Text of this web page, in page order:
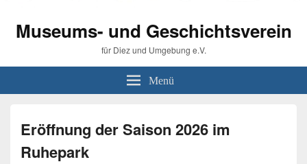
Museums- und Geschichtsverein
für Diez und Umgebung e.V.
Menü
Eröffnung der Saison 2026 im
Ruhepark